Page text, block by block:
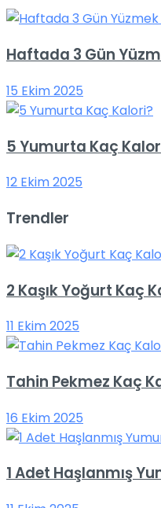
Haftada 3 Gün
15 Ekim 2025
5 Yumurta Kaç
12 Ekim 2025
Trendler
2 Kaşık Yoğurt Kaç
11 Ekim 2025
Tahin Pekmez Kaç
16 Ekim 2025
1 Adet Haşlanmış